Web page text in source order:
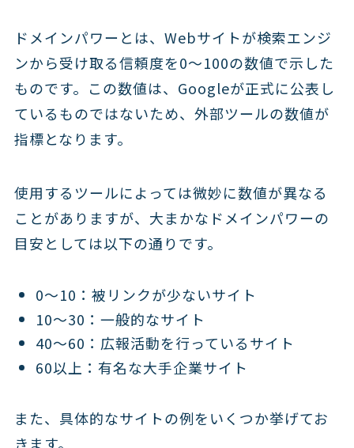
ドメインパワーとは、Webサイトが検索エンジ
ンから受け取る信頼度を0〜100の数値で示した
ものです。この数値は、Googleが正式に公表し
ているものではないため、外部ツールの数値が
指標となります。
使用するツールによっては微妙に数値が異なる
ことがありますが、大まかなドメインパワーの
目安としては以下の通りです。
0～10：被リンクが少ないサイト
10～30：一般的なサイト
40～60：広報活動を行っているサイト
60以上：有名な大手企業サイト
また、具体的なサイトの例をいくつか挙げてお
きます。